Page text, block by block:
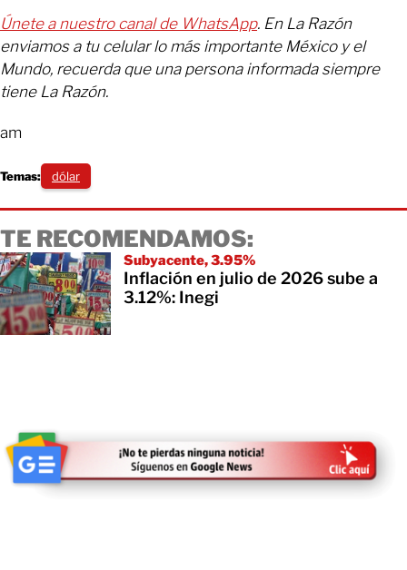
Únete a nuestro canal de WhatsApp. En La Razón
enviamos a tu celular lo más importante México y el
Mundo, recuerda que una persona informada siempre
tiene La Razón.
am
Temas: dólar
TE RECOMENDAMOS:
Subyacente, 3.95%
Inflación en julio de 2026 sube a
3.12%: Inegi